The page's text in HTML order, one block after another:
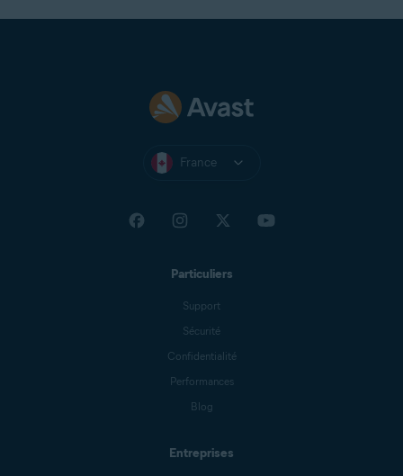
France
Particuliers
Support
Sécurité
Confidentialité
Performances
Blog
Entreprises